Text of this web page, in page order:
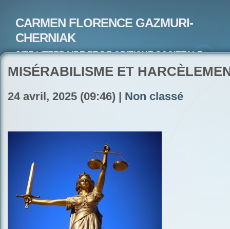
CARMEN FLORENCE GAZMURI-
CHERNIAK
SITE LITTERAIRE ET DE CRITIQUE SOCIETALE-
ARTISTE PEINTRE ET POETE-ECRIVAIN
MISÉRABILISME ET
24 avril, 2025 (09:46) | Non classé